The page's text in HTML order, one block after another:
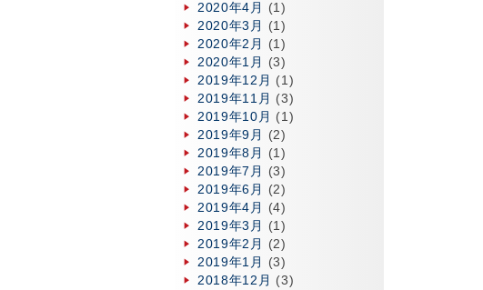
2020年4月
(1)
2020年3月
(1)
2020年2月
(1)
2020年1月
(3)
2019年12月 (1)
2019年11月 (3)
2019年10月 (1)
2019年9月
(2)
2019年8月
(1)
2019年7月
(3)
2019年6月
(2)
2019年4月
(4)
2019年3月
(1)
2019年2月
(2)
2019年1月
(3)
2018年12月 (3)